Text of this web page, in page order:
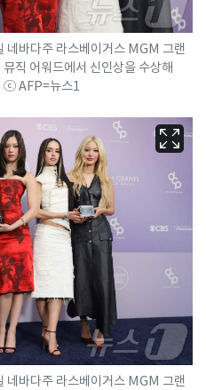
바다주 라스베이거스 MGM 그랜
직 어워드에서 신인상을 수상해
ⓒ AFP=뉴스1
바다주 라스베이거스 MGM 그랜